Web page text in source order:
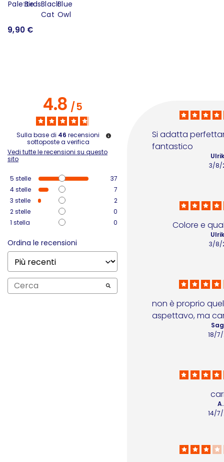
9,90 €
4.8/5
Sulla base di 46 recensioni
sottoposte a verifica
Vedi tutte le recensioni su questo
sito
5 stelle
37
4stelle
7
3 stelle
2
2stelle
0
1 stella 0
Ordina le recensioni
Si adatta
fantastico
3/8/
Colore e
3/8/
non è proprio
aspettavo, ma
18/
14/